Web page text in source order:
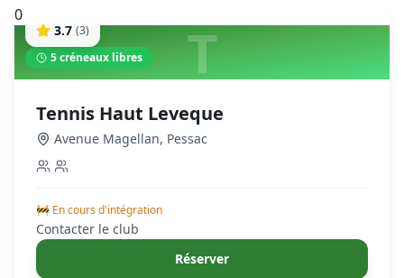
0
T
3.7 (3)
5créneaux libres
Tennis Haut Leveque
Avenue Magellan, Pessac
🚧 En cours d'intégration
Contacter le club
Réserver